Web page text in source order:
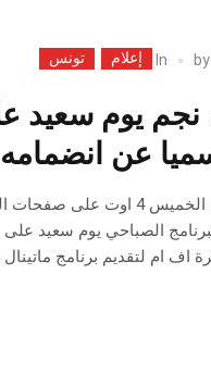
In إعلام تونس
يوم سعيد
عن
في تدوينة نشرها مساء اليوم
الصباحي يوم سعيد
اف ام لتقديم برنامج